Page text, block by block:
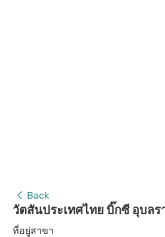
Back
วัตสันประเทศไทย บิ๊กซี อุบล
ที่อยู่สาขา